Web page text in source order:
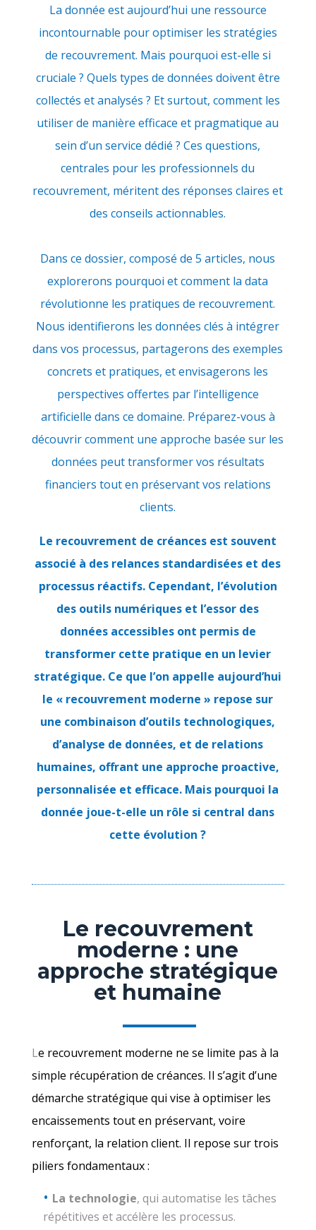
La donnée est aujourd’hui une ressource
incontournable pour optimiser les stratégies
de recouvrement. Mais pourquoi est-elle si
cruciale ? Quels types de données doivent être
collectés et analysés ? Et surtout, comment les
utiliser de manière efficace et pragmatique au
sein d’un service dédié ? Ces questions,
centrales pour les professionnels du
recouvrement, méritent des réponses claires et
des conseils actionnables.
Dans ce dossier, composé de 5 articles, nous
explorerons pourquoi et comment la data
révolutionne les pratiques de recouvrement.
Nous identifierons les données clés à intégrer
dans vos processus, partagerons des exemples
concrets et pratiques, et envisagerons les
perspectives offertes par l’intelligence
artificielle dans ce domaine. Préparez-vous à
découvrir comment une approche basée sur les
données peut transformer vos résultats
financiers tout en préservant vos relations
clients.
Le recouvrement de créances est souvent
associé à des relances standardisées et des
processus réactifs. Cependant, l’évolution
des outils numériques et l’essor des
données accessibles ont permis de
transformer cette pratique en un levier
stratégique. Ce que l’on appelle aujourd’hui
le « recouvrement moderne » repose sur
une combinaison d’outils technologiques,
d’analyse de données, et de relations
humaines, offrant une approche proactive,
personnalisée et efficace. Mais pourquoi la
donnée joue-t-elle un rôle si central dans
cette évolution ?
Le recouvrement
moderne : une
approche stratégique
et humaine
Le recouvrement moderne ne se limite pas à la
simple récupération de créances. Il s’agit d’une
démarche stratégique qui vise à optimiser les
encaissements tout en préservant, voire
renforçant, la relation client. Il repose sur trois
piliers fondamentaux :
La technologie, qui automatise les tâches
répétitives et accélère les processus.